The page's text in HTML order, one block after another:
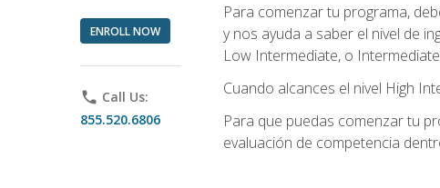
ENROLL NOW
phone Call Us:
855.520.6806
Para comenzar tu programa,
y nos ayuda a saber el nivel de
Low Intermediate, o
Cuando alcances el nivel High
Para que puedas comenzar tu
evaluación de competencia